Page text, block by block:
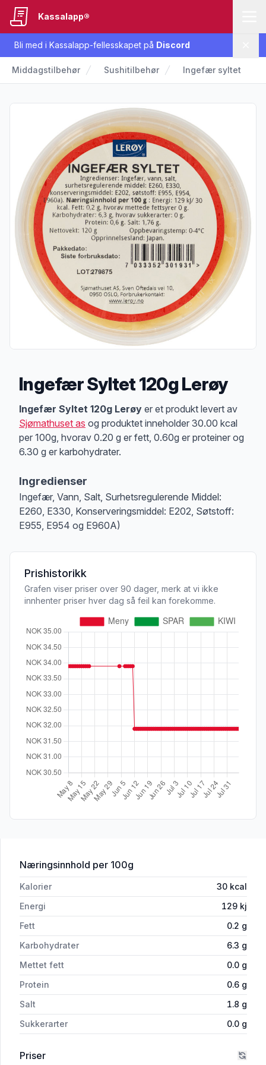
Bli med i Kassalapp-fellesskapet på Discord
Kassalapp®
Middagstilbehør Sushitilbehør Ingefær syltet
Ingefær Syltet 120g Lerøy
Produktbeskrivelse
Ingefær Syltet 120g Lerøy er et produkt levert av
Sjømathuset as og produktet inneholder 30.00 kcal
per 100g, hvorav 0.20 g er fett, 0.60g er proteiner og
6.30 g er karbohydrater.
Ingredienser
Ingefær, Vann, Salt, Surhetsregulerende Middel:
E260, E330, Konserveringsmiddel: E202, Søtstoff:
E955, E954 og E960A)
Prishistorikk
Grafen viser priser over 90 dager, merk at vi ikke
innhenter priser hver dag så feil kan forekomme.
Næringsinnhold for 'Ingefær Syltet 120g Lerøy'
per 100g
Kalorier 30 kcal
Energi
129 kj
Fett
0.2 g
Karbohydrater
6.3 g
Mettet fett
0.0 g
Protein
0.6 g
Salt
1.8 g
Sukkerarter
0.0 g
Priser